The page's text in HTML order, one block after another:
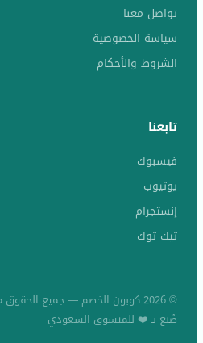
تواصل معنا
سياسة الخصوصية
الشروط والأحكام
تابعنا
فيسبوك
يوتيوب
إنستجرام
تيك توك
© 2026 كوبون الخصم — جميع الحقوق محفوظة
صُنع بـ ❤️ للمتسوق السعودي